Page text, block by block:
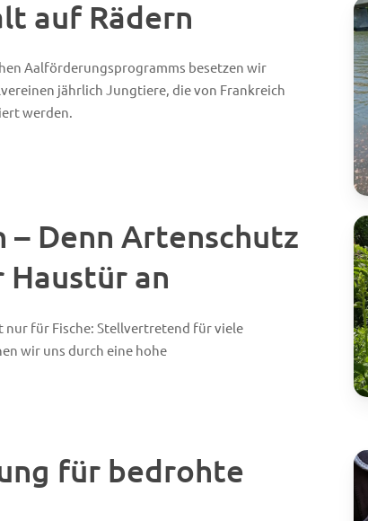
auf Rädern
Aalförderungsprogramms besetzen wir
jährlich Jungtiere, die von Frankreich
werden.
Denn Artenschutz
an
nur für Fische: Stellvertretend für viele
wir uns durch eine hohe
für bedrohte